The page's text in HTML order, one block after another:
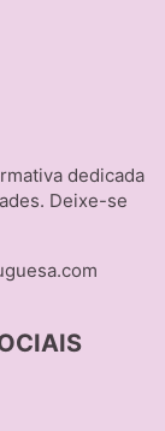
dedicada
Deixe-se